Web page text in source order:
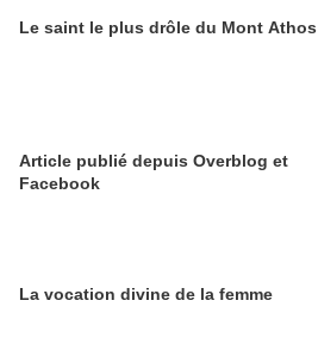
Le saint le plus drôle du Mont Athos
Article publié depuis Overblog et
Facebook
La vocation divine de la femme